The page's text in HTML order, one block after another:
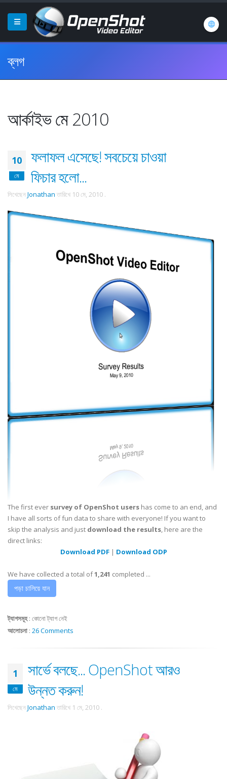
ব্লগ
আর্কাইভ মে 2010
10
মে
ফলাফল এসেছে! সবচেয়ে চাওয়া
ফিচার হলো...
লিখেছেন Jonathan তারিখে 10 মে, 2010 .
The first ever survey of OpenShot users has come to an end, and
I have all sorts of fun data to share with everyone! If you want to
skip the analysis and just download the results, here are the
direct links:
Download PDF| Download ODP
We have collected a total of1,241 completed ...
পড়া চালিয়ে যান
ট্যাগসমূহ: কোনো ট্যাগ নেই
আলোচনা : 26 Comments
1
মে
সার্ভে বলছে... OpenShot আরও
উন্নত করুন!
লিখেছেন Jonathan তারিখে 1 মে, 2010 .